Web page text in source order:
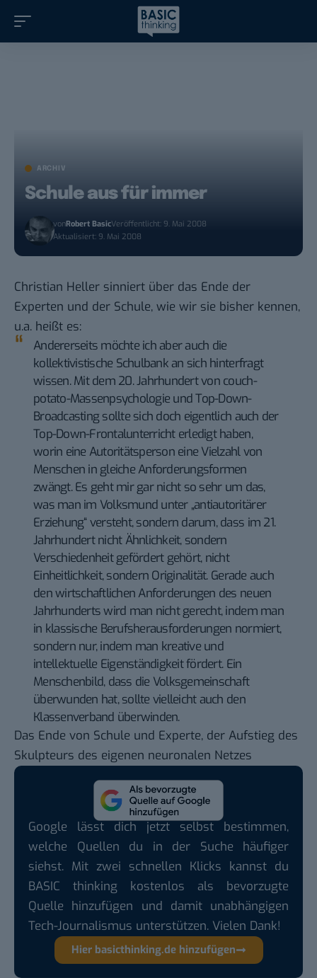
ARCHIV
Schule aus für immer
vonRobert BasicVeröffentlicht: 9. Mai 2008
Aktualisiert: 9. Mai 2008
Christian Heller sinniert über das Ende der
Experten und der Schule, wie wir sie bisher kennen,
u.a. heißt es:
Andererseits möchte ich aber auch die
kollektivistische Schulbank an sich hinterfragt
wissen. Mit dem 20. Jahrhundert von couch-
potato-Massenpsychologie und Top-Down-
Broadcasting sollte sich doch eigentlich auch der
Top-Down-Frontalunterricht erledigt haben,
worin eine Autoritätsperson eine Vielzahl von
Menschen in gleiche Anforderungsformen
zwängt. Es geht mir gar nicht so sehr um das,
was man im Volksmund unter „antiautoritärer
Erziehung“ versteht, sondern darum, dass im 21.
Jahrhundert nicht Ähnlichkeit, sondern
Verschiedenheit gefördert gehört, nicht
Einheitlichkeit, sondern Originalität. Gerade auch
den wirtschaftlichen Anforderungen des neuen
Jahrhunderts wird man nicht gerecht, indem man
in klassische Berufsherausforderungen normiert,
sondern nur, indem man kreative und
intellektuelle Eigenständigkeit fördert. Ein
Menschenbild, dass die Volksgemeinschaft
überwunden hat, sollte vielleicht auch den
Klassenverband überwinden.
Das Ende von Schule und Experte, der Aufstieg des
Skulpteurs des eigenen neuronalen Netzes
Google lässt dich jetzt selbst bestimmen,
welche Quellen du in der Suche häufiger
siehst. Mit zwei schnellen Klicks kannst du
BASIC thinking kostenlos als bevorzugte
Quelle hinzufügen und damit unabhängigen
Tech-Journalismus unterstützen. Vielen Dank!
Hier basicthinking.de hinzufügen